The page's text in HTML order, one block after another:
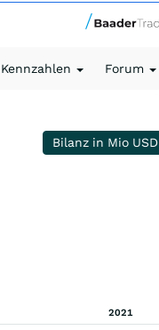
Kennzahlen Forum
Bilanz in Mio USD
2021